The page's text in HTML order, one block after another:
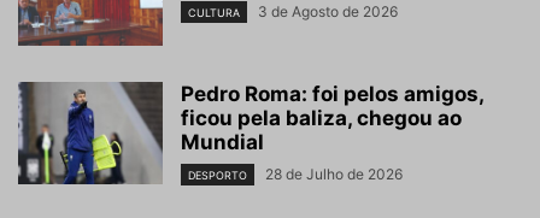
CULTURA 3 de Agosto de 2026
Pedro Roma: foi pelos amigos,
ficou pela baliza, chegou ao
Mundial
DESPORTO 28 de Julho de 2026